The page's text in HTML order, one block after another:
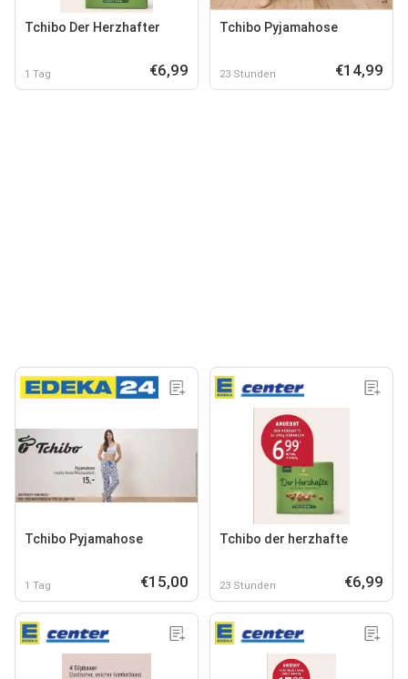
Tchibo Der Herzhafter
1 Tag €6,99
Tchibo Pyjamahose
23 Stunden €14,99
Tchibo Pyjamahose
1 Tag €15,00
Tchibo der herzhafte
23 Stunden €6,99